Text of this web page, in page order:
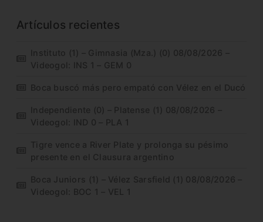
Artículos recientes
Instituto (1) – Gimnasia (Mza.) (0) 08/08/2026 –
Videogol: INS 1 – GEM 0
Boca buscó más pero empató con Vélez en el Ducó
Independiente (0) – Platense (1) 08/08/2026 –
Videogol: IND 0 – PLA 1
Tigre vence a River Plate y prolonga su pésimo
presente en el Clausura argentino
Boca Juniors (1) – Vélez Sarsfield (1) 08/08/2026 –
Videogol: BOC 1 – VEL 1